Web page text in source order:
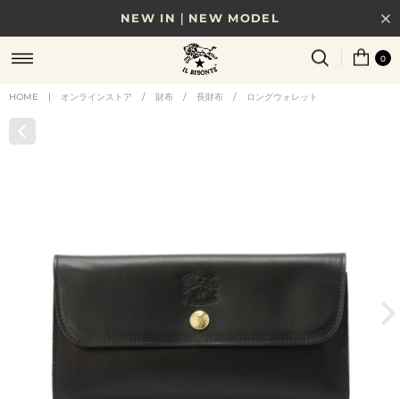
NEW IN｜NEW MODEL
8/17(月)10時まで｜税込11,000円以上で送料無料
贈る相手やシーンから選べる、新しいギフトガイド
0
HOME | オンラインストア / 財布 / 長財布 / ロングウォレット